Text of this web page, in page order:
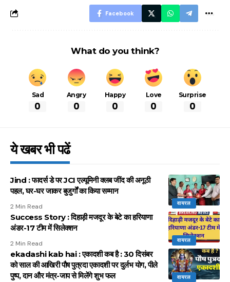
Facebook
What do you think?
Sad
0
Angry
0
Happy
0
Love
0
Surprise
0
ये खबर भी पढें
वायरल
Jind : फादर्स डे पर JCI एल्यूमिनी क्लब जींद की अनूठी
पहल, घर-घर जाकर बुजुर्गों का किया सम्मान
2 Min Read
वायरल
Success Story : दिहाड़ी मजदूर के बेटे का हरियाणा
अंडर-17 टीम में सिलेक्शन
2 Min Read
वायरल
ekadashi kab hai : एकादशी कब है : 30 दिसंबर
को साल की आखिरी पौष पुत्रदा एकादशी पर दुर्लभ योग, पीले
पुष्प, दान और मंत्र-जाप से मिलेंगे शुभ फल